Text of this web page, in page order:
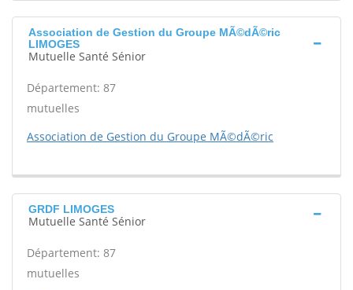
Association de Gestion du Groupe MÃ©dÃ©ric
LIMOGES
Mutuelle Santé Sénior
Département: 87
mutuelles
Association de Gestion du Groupe MÃ©dÃ©ric
GRDF LIMOGES
Mutuelle Santé Sénior
Département: 87
mutuelles